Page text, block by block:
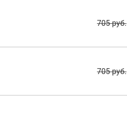
705 руб.
705 руб.